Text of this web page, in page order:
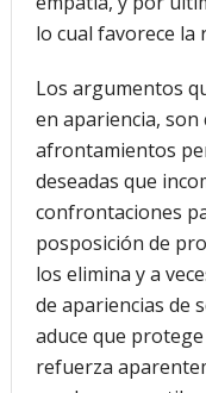
lo cual favorece la
Los argumentos
en apariencia, son
afrontamientos
deseadas que
confrontaciones
posposición de
los elimina y a
de apariencias de
aduce que
refuerza